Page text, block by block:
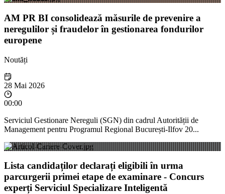
AM PR BI consolidează măsurile de prevenire a
neregulilor și fraudelor în gestionarea fondurilor
europene
Noutăți
28 Mai 2026
00:00
Serviciul Gestionare Nereguli (SGN) din cadrul Autorității de
Management pentru Programul Regional București-Ilfov 20...
Lista candidaților declarați eligibili în urma
parcurgerii primei etape de examinare - Concurs
experți Serviciul Specializare Inteligentă